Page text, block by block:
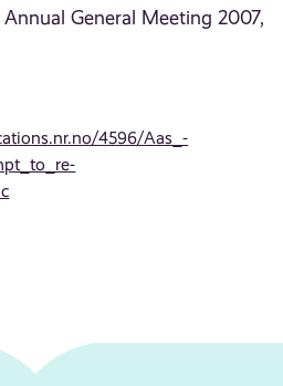
General Meeting 2007,
4596/Aas_-